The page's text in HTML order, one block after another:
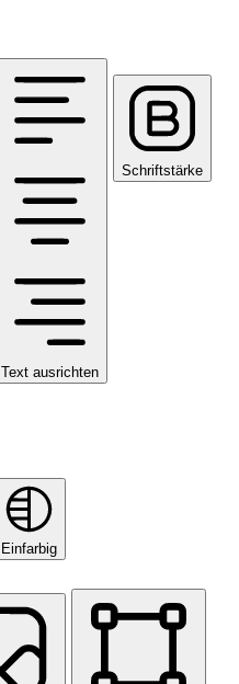
Text ausrichten
Schriftstärke
Einfarbig